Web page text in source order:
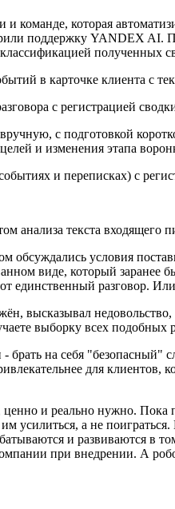
и команде, которая
поддержку YANDEX AI.
полученных
в карточке клиента с
с регистрацией
с подготовкой
и изменения этапа
и переписках) с
анализа текста входящего
условия
виде, который заранее
единственный разговор.
высказывал
выборку всех
на себя "безопасный"
для клиентов,
и реально нужно. Пока
а не
и развиваются в
при внедрении. А